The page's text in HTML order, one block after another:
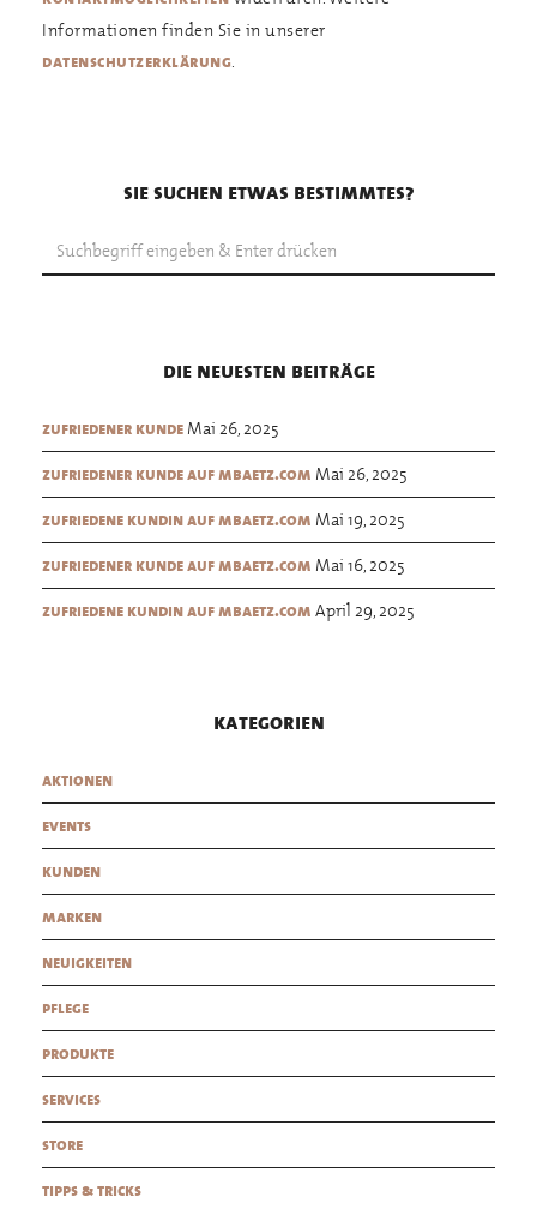
Informationen finden Sie in unserer
datenschutzerklärung.
sie suchen etwas bestimmtes?
die neuesten beiträge
zufriedener kunde Mai 26, 2025
zufriedener kunde auf mbaetz.com Mai 26, 2025
zufriedene kundin auf mbaetz.com Mai 19, 2025
zufriedener kunde auf mbaetz.com Mai 16, 2025
zufriedene kundin auf mbaetz.com April 29, 2025
kategorien
aktionen
events
kunden
marken
neuigkeiten
pflege
produkte
services
store
tipps & tricks